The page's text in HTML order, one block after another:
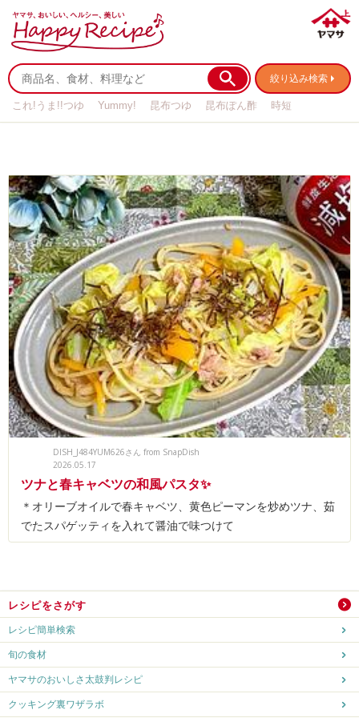
絞り込み検索
これ!うま!!つゆ Yummy! 昆布つゆ 昆布ぽん酢
時短
DISH_J484YUM626さん from SnapDish
2026.05.17
ツナと春キャベツの和風パスタ✨
＊オリーブオイルで春キャベツ、黄色ピーマンを炒めツナ、茹
でたスパゲッティを入れて醤油で味つけて
レシピをさがす
レシピ簡単検索
旬の食材
ヤマサのおいしさ太鼓判レシピ
クッキング裏ワザラボ